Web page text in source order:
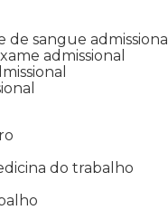
de sangue admissional
admissional
do trabalho